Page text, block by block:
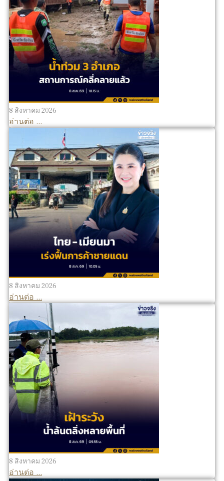
8 สิงหาคม 2026
อ่านต่อ ...
8 สิงหาคม 2026
อ่านต่อ ...
8 สิงหาคม 2026
อ่านต่อ ...